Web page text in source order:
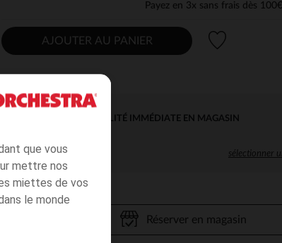
que vous
mettre nos
miettes de vos
le monde
Payez en 3x sans frais dès
AJOUTER AU PANIER
DISPONIBILITÉ IMMÉDIATE EN MAGASIN
sélectionner
Réserver en magasin